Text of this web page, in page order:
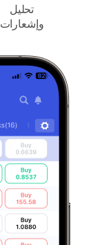
تحليل
وإشعارات